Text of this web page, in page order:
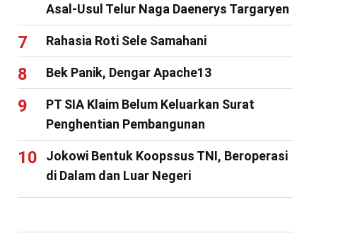
Asal-Usul Telur Naga Daenerys Targaryen
Rahasia Roti Sele Samahani
Bek Panik, Dengar Apache13
PT SIA Klaim Belum Keluarkan Surat
Penghentian Pembangunan
Jokowi Bentuk Koopssus TNI, Beroperasi
di Dalam dan Luar Negeri